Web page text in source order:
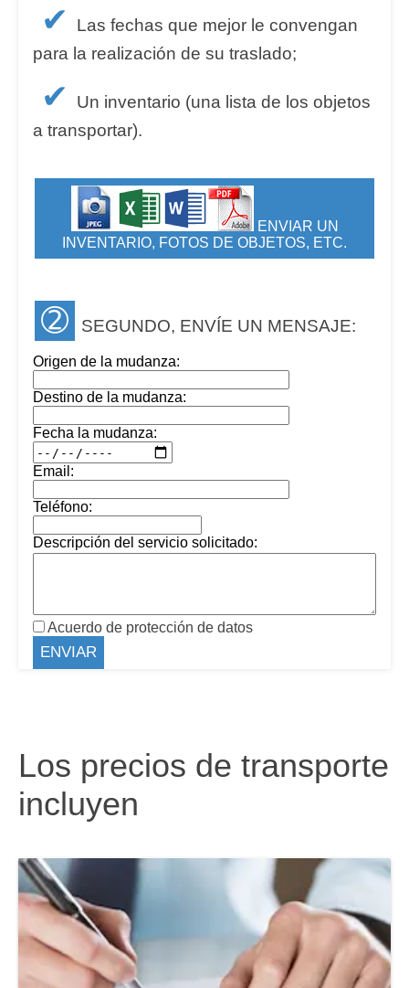
✔
Las fechas que mejor le convengan
para la realización de su traslado;
✔
Un inventario (una lista de los objetos
a transportar).
ENVIAR UN
INVENTARIO, FOTOS DE OBJETOS, ETC.
➁ SEGUNDO, ENVÍE UN MENSAJE:
Origen de la mudanza:
Destino de la mudanza:
Fecha la mudanza:
Email:
Teléfono:
Descripción del servicio solicitado:
Acuerdo de protección de datos
Los precios de transporte
incluyen